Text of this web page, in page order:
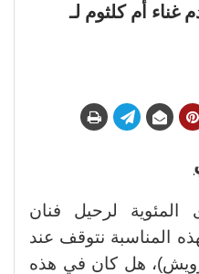
أم كلثوم لـ
المئوية لرحيل فنان
المناسبة نتوقف عند
هل كان في هذه